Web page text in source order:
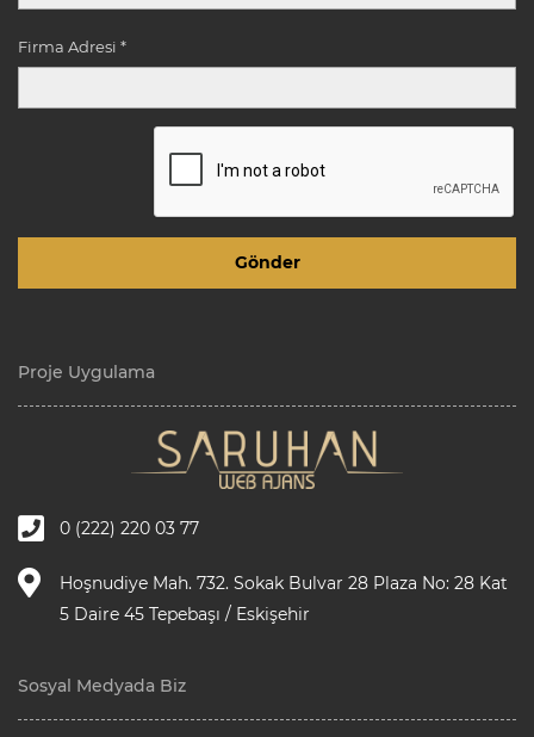
Firma Adresi *
Proje Uygulama
0 (222) 220 03 77
Hoşnudiye Mah. 732. Sokak Bulvar 28 Plaza No: 28 Kat
5 Daire 45 Tepebaşı / Eskişehir
Sosyal Medyada Biz